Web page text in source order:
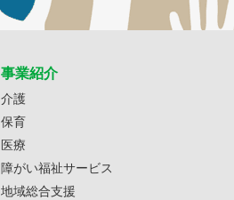
事業紹介
介護
保育
医療
障がい福祉サービス
地域総合支援